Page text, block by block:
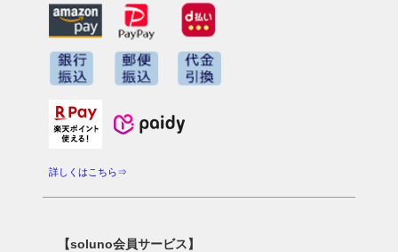
詳しくはこちら⇒
【soluno会員サービス】